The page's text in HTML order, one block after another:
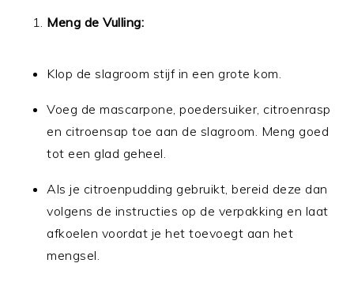
Meng de Vulling:
Klop de slagroom stijf in een grote kom.
Voeg de mascarpone, poedersuiker, citroenrasp
en citroensap toe aan de slagroom. Meng goed
tot een glad geheel.
Als je citroenpudding gebruikt, bereid deze dan
volgens de instructies op de verpakking en laat
afkoelen voordat je het toevoegt aan het
mengsel.